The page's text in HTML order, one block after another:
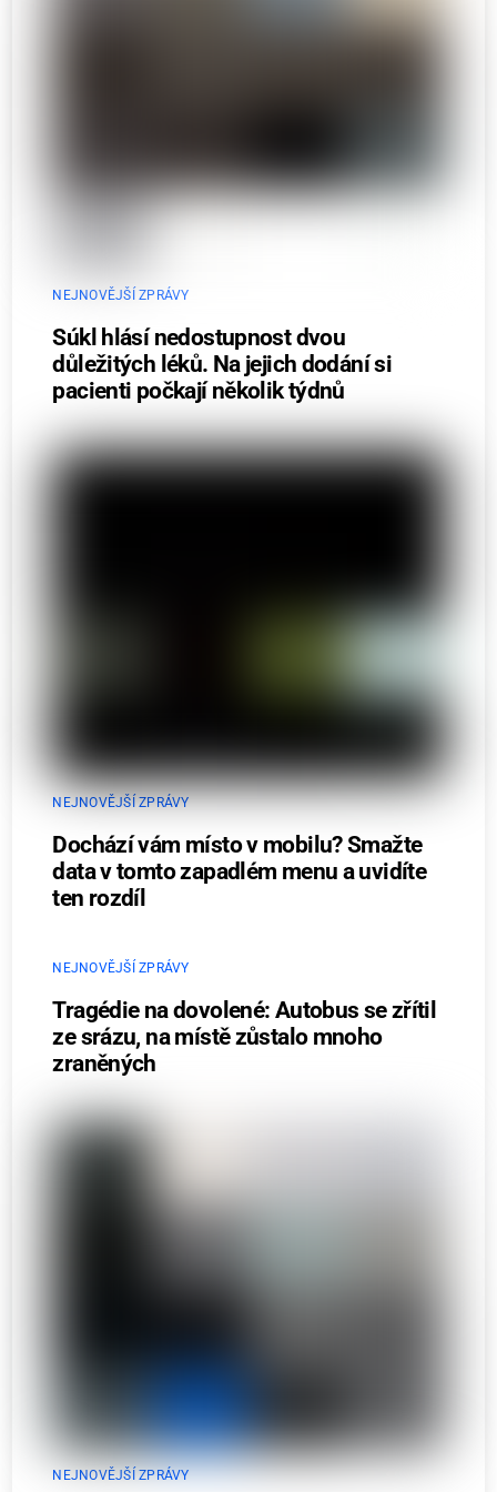
NEJNOVĚJŠÍ ZPRÁVY
Súkl hlásí nedostupnost dvou
důležitých léků. Na jejich dodání si
pacienti počkají několik týdnů
NEJNOVĚJŠÍ ZPRÁVY
Dochází vám místo v mobilu? Smažte
data v tomto zapadlém menu a uvidíte
ten rozdíl
NEJNOVĚJŠÍ ZPRÁVY
Tragédie na dovolené: Autobus se zřítil
ze srázu, na místě zůstalo mnoho
zraněných
NEJNOVĚJŠÍ ZPRÁVY